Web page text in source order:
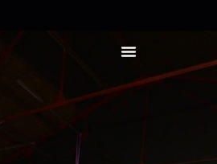
MEIJIDE –
DE NADAL
SANTIAGO MEIJIDE